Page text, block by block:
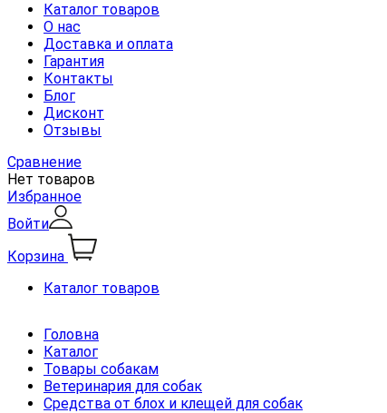
Каталог товаров
О нас
Доставка и оплата
Гарантия
Контакты
Блог
Дисконт
Отзывы
Сравнение
Нет товаров
Избранное
Войти
Корзина
Каталог товаров
Головна
Каталог
Товары собакам
Ветеринария для собак
Средства от блох и клещей для собак